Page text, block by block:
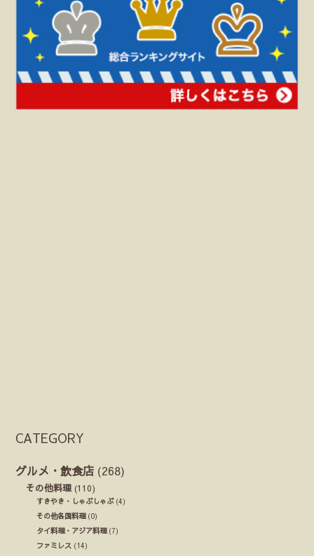
CATEGORY
グルメ・飲食店 (268)
その他料理 (110)
すきやき・しゃぶしゃぶ(4)
その他各国料理(0)
タイ料理・アジア料理(7)
ファミレス (14)